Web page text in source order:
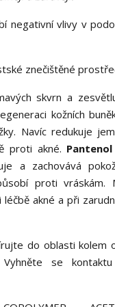
negativní vlivy v
znečištěné
skvrn a
kožních
Navíc redukuje
proti akné. Pantenol
a zachovává
proti vráskám.
akné a při
do oblasti kolem
se